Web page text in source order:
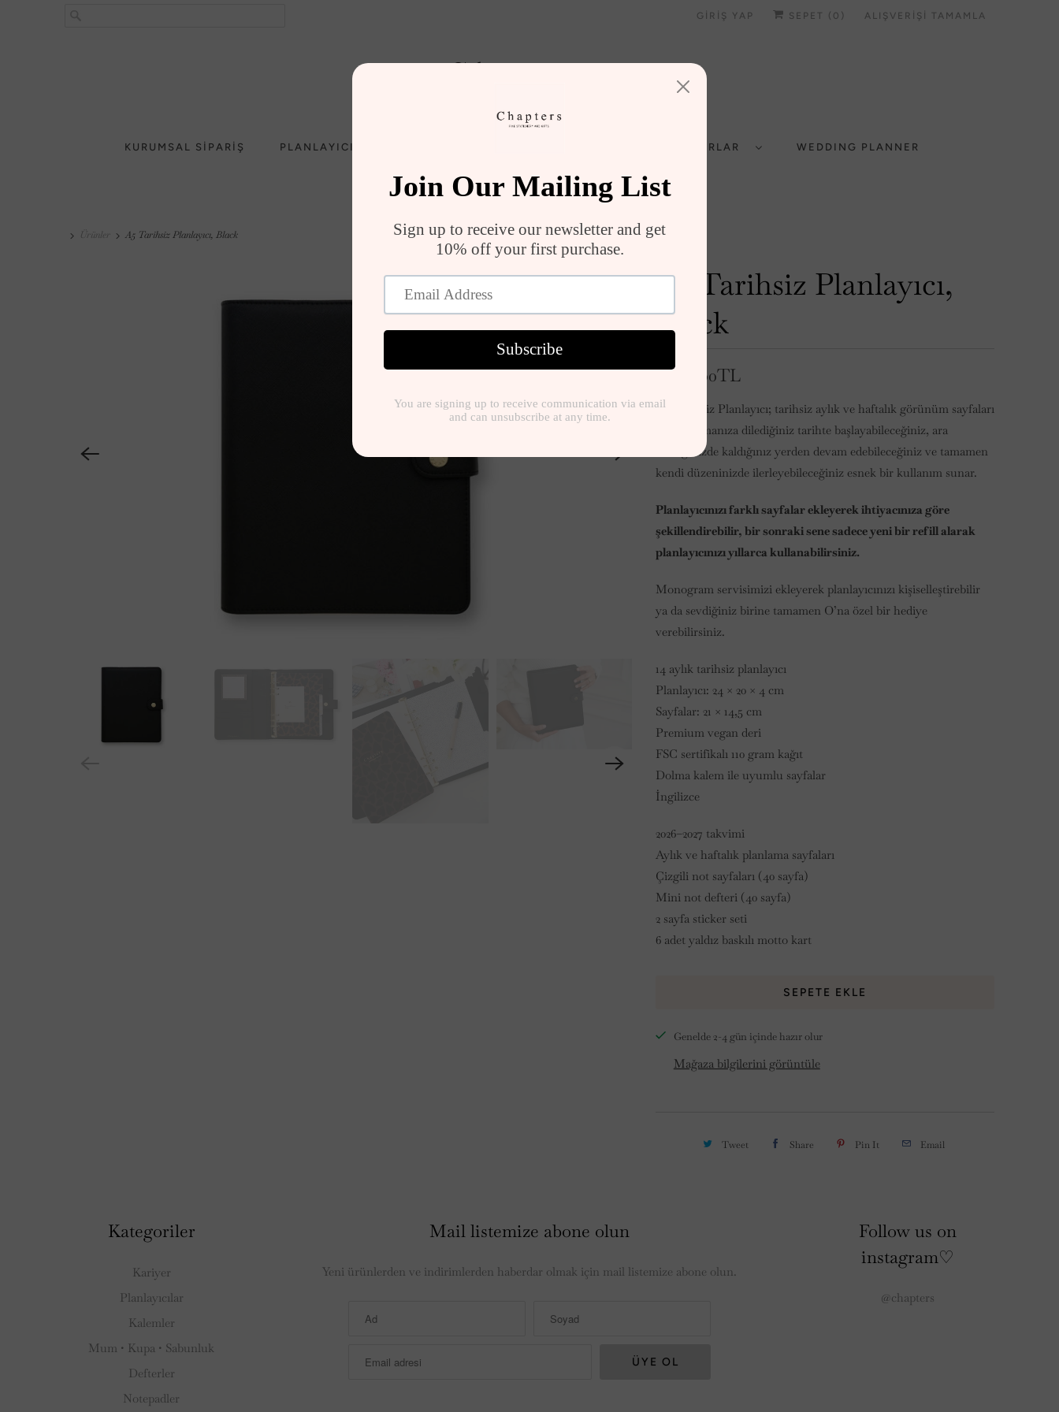
GIRIŞ YAP SEPET ( 0 ) ALIŞVERIŞI TAMAMLA
KURUMSAL SİPARİŞ PLANLAYICILAR ÇANTA VE AKSESUARLAR WEDDING PLANNER
BABY COLLECTION SALE
Ürünler A5 Tarihsiz Planlayıcı, Black
A5 Tarihsiz Planlayıcı,
Black
4,990.00TL
A5 Tarihsiz Planlayıcı; tarihsiz aylık ve haftalık görünüm sayfaları
ile planlamanıza dilediğiniz tarihte başlayabileceğiniz, ara
verdiğinizde kaldığınız yerden devam edebileceğiniz ve tamamen
kendi düzeninizde ilerleyebileceğiniz esnek bir kullanım sunar.
Planlayıcınızı farklı sayfalar ekleyerek ihtiyacınıza göre
şekillendirebilir, bir sonraki sene sadece yeni bir refill alarak
planlayıcınızı yıllarca kullanabilirsiniz.
Monogram servisimizi ekleyerek planlayıcınızı kişiselleştirebilir
ya da sevdiğiniz birine tamamen O’na özel bir hediye
verebilirsiniz.
14 aylık tarihsiz planlayıcı
Planlayıcı: 24 × 20 × 4 cm
Sayfalar: 21 × 14,5 cm
Premium vegan deri
FSC sertifikalı 110 gram kağıt
Dolma kalem ile uyumlu sayfalar
İngilizce
2026–2027 takvimi
Aylık ve haftalık planlama sayfaları
Çizgili not sayfaları (40 sayfa)
Mini not defteri (40 sayfa)
2 sayfa sticker seti
6 adet yaldız baskılı motto kart
SEPETE EKLE
Genelde 2-4 gün içinde hazır olur
Mağaza bilgilerini görüntüle
Tweet Share Pin It Email
Kategoriler
Kariyer
Planlayıcılar
Kalemler
Mum • Kupa • Sabunluk
Defterler
Notepadler
Mail listemize abone olun
Yeni ürünlerden ve indirimlerden haberdar olmak için mail listemize abone olun.
Follow us on
instagram♡
@chapters